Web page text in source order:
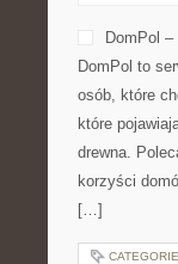
DomPol
DomPol to
osób, które
które
drewna.
korzyści
[…]